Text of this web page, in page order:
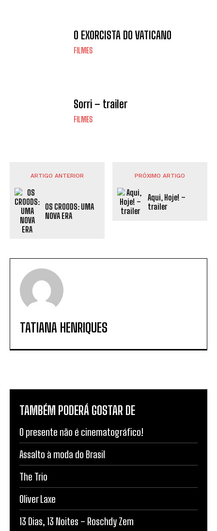
O EXORCISTA DO VATICANO
FILMES
Sorri – trailer
FILMES
ARTIGO ANTERIOR
OS CROODS: UMA
NOVA ERA
PRÓXIMO ARTIGO
Aqui, Hoje! –
trailer
TATIANA HENRIQUES
TAMBÉM PODERÁ GOSTAR DE
O presente não é cinematográfico!
Assalto à moda do Brasil
The Trio
Oliver Laxe
13 Dias, 13 Noites – Roschdy Zem